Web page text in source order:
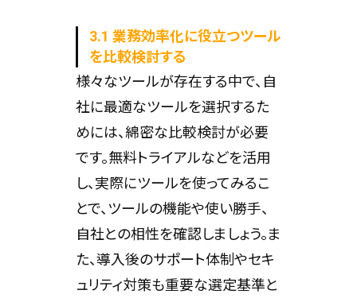
3.1 業務効率化に役立つツール
を比較検討する
様々なツールが存在する中で、自
社に最適なツールを選択するた
めには、綿密な比較検討が必要
です。無料トライアルなどを活用
し、実際にツールを使ってみるこ
とで、ツールの機能や使い勝手、
自社との相性を確認しましょう。ま
た、導入後のサポート体制やセキ
ュリティ対策も重要な選定基準と